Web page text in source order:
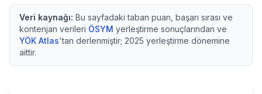
Veri kaynağı: Bu sayfadaki taban puan, başarı sırası ve
kontenjan verileri ÖSYM yerleştirme sonuçlarından ve
YÖK Atlas'tan derlenmiştir; 2025 yerleştirme dönemine
aittir.